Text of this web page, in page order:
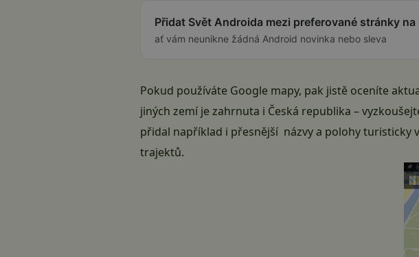
Přidat Svět Androida mezi preferované stránky na
ať vám neunikne žádná Android novinka nebo sleva
Pokud používáte Google mapy, pak jistě oceníte
jiných zemí je zahrnuta i Česká republika –
přidal například i přesnější názvy a polohy turisticky
trajektů.